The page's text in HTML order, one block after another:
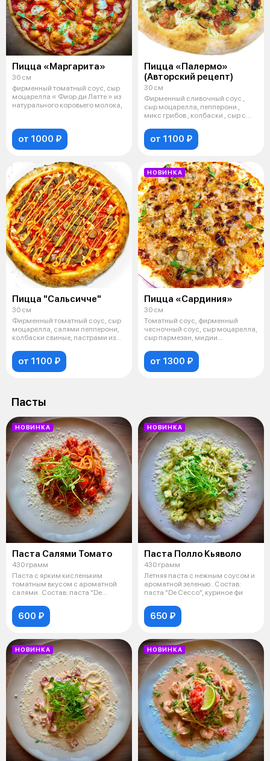
Пицца «Маргарита»
30 см
фирменный томатный соус, сыр
моцарелла « Фиор ди Латте » из
натурального коровьего молока,
от 1000 ₽
Пицца «Палермо»
(Авторский рецепт)
30 см
Фирменный сливочный соус ,
сыр моцарелла, пепперони ,
микс грибов , колбаски , сыр с
от 1100 ₽
Пицца "Сальсичче"
30 см
Фирменный томатный соус, сыр
моцарелла, салями пепперони,
колбаски свиные, пастрами из
от 1100 ₽
НОВИНКА
Пицца «Сардиния»
30 см
Томатный соус, фирменный
чесночный соус, сыр моцарелла,
сыр пармезан, мидии
от 1300 ₽
Пасты
НОВИНКА
Паста Салями Томато
430 грамм
Паста с ярким кисленьким
томатным вкусом с ароматной
салями . Состав: паста "De
600 ₽
НОВИНКА
Паста Полло Кьяволо
430 грамм
Летняя паста с нежным соусом и
ароматной зеленью . Состав:
паста "De Cecco", куриное фи
650 ₽
НОВИНКА НОВИНКА